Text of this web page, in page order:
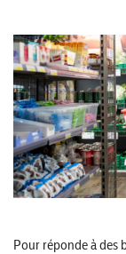
Pour réponde à des